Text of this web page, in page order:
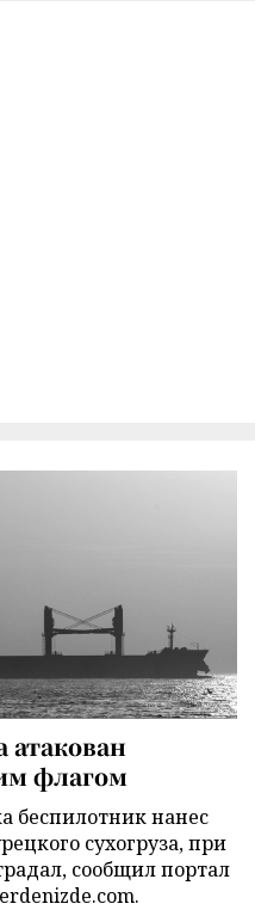
атакован
флагом
беспилотник нанес
сухогруза, при
сообщил портал